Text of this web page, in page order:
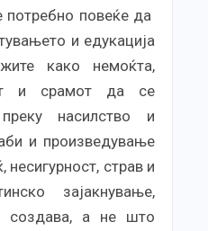
потребно повеќе да
и едукација
како немоќта,
и срамот да се
насилство и
и произведување
страв и
зајакнување,
создава, а не што